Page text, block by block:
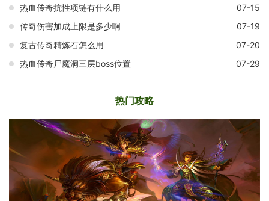
热血传奇抗性项链有什么用
07-15
传奇伤害加成上限是多少啊
07-19
复古传奇精炼石怎么用
07-20
热血传奇尸魔洞三层boss位置
07-29
热门攻略